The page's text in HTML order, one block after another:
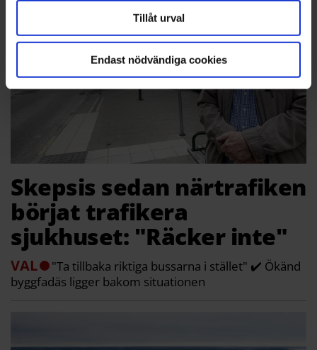
Tillåt urval
Endast nödvändiga cookies
Skepsis sedan närtrafiken
börjat trafikera
sjukhuset: "Räcker inte"
VAL
"Ta tillbaka riktiga bussarna i stället" ✔️ Ökänd
byggfadäs ligger bakom situationen